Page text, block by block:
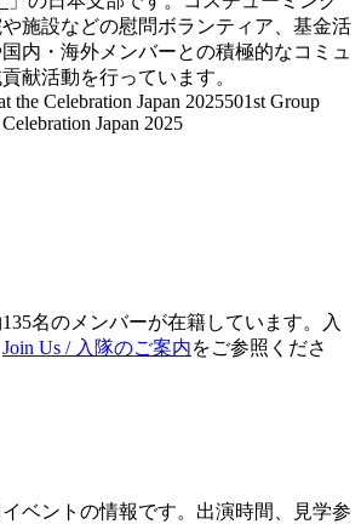
施設などの慰問ボランティア、基金活
内・海外メンバーとの積極的なコミュ
献活動を行っています。
501st Group
Japan 2025
名のメンバーが在籍しています。入
Join Us / 入隊のご案内をご参照くださ
ベントの情報です。出演時間、見学参